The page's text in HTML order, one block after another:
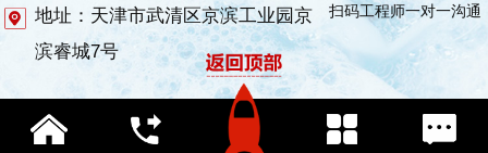
地址：天津市武清区京滨工业园京
滨睿城7号
扫码工程师一对一沟通